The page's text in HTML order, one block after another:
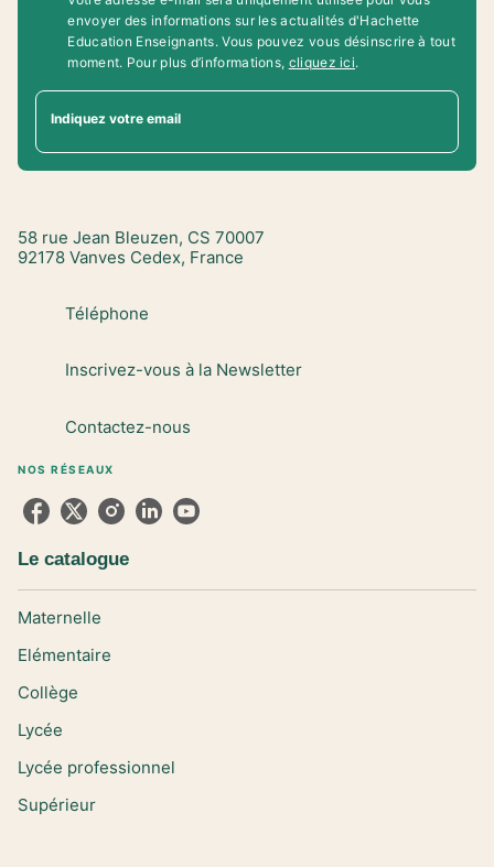
envoyer des informations sur les actualités d'Hachette
Education Enseignants. Vous pouvez vous désinscrire à tout
moment. Pour plus d’informations, cliquez ici.
Indiquez votre email
58 rue Jean Bleuzen, CS 70007
92178 Vanves Cedex, France
Téléphone
Inscrivez-vous à la Newsletter
Contactez-nous
NOS RÉSEAUX
Le catalogue
Maternelle
Elémentaire
Collège
Lycée
Lycée professionnel
Supérieur